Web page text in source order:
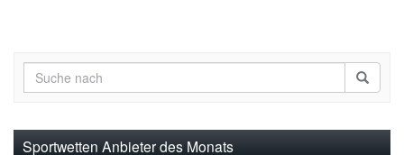
Sportwetten Anbieter des Monats